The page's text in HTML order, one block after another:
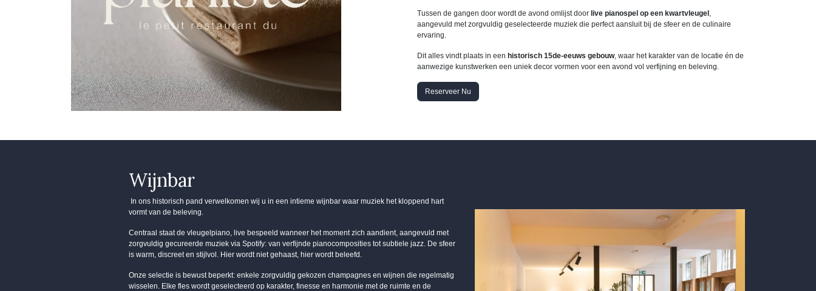
Tussen de gangen door wordt de avond omlijst door live pianospel op een kwartvleugel
aangevuld met zorgvuldig geselecteerde muziek die perfect aansluit bij de sfeer en de culinaire
ervaring.
Dit alles vindt plaats in een historisch 15de-eeuws gebouw, waar het karakter van de locatie én de
aanwezige kunstwerken een uniek decor vormen voor een avond vol verfijning en beleving.
Reserveer Nu
Wijnbar
In ons historisch pand verwelkomen wij u in een intieme wijnbar waar muziek het kloppend hart
vormt van de beleving.
Centraal staat de vleugelpiano, live bespeeld wanneer het moment zich aandient, aangevuld met
zorgvuldig gecureerde muziek via Spotify: van verfijnde pianocomposities tot subtiele jazz. De sfeer
is warm, discreet en stijlvol. Hier wordt niet gehaast, hier wordt beleefd.
Onze selectie is bewust beperkt: enkele zorgvuldig gekozen champagnes en wijnen die regelmatig
wisselen. Elke fles wordt geselecteerd op karakter, finesse en harmonie met de ruimte en de